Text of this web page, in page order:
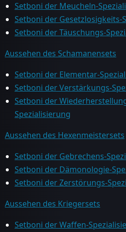
Setboni der Meucheln-
Setboni der Gesetzlosigkeits-
Setboni der Täuschungs-
Aussehen des Schamanensets
Setboni der Elementar-
Setboni der Verstärkungs-
Setboni der
Spezialisierung
Aussehen des Hexenmeistersets
Setboni der Gebrechens-
Setboni der Dämonologie-
Setboni der Zerstörungs-
Aussehen des Kriegersets
Setboni der Waffen-